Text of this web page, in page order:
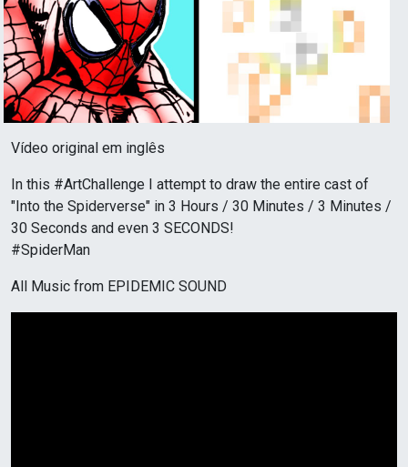
Vídeo original em inglês
In this #ArtChallenge I attempt to draw the entire cast of
"Into the Spiderverse" in 3 Hours / 30 Minutes / 3 Minutes /
30 Seconds and even 3 SECONDS!
#SpiderMan
All Music from EPIDEMIC SOUND